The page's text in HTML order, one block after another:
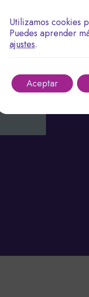
de
Utilizamos cookies
Puedes aprender
ajustes.
Aceptar